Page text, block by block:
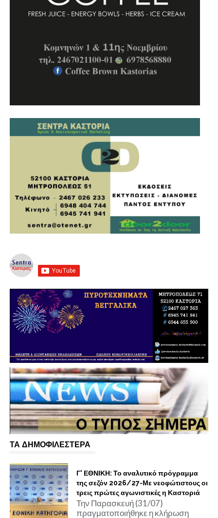
ΤΑ ΔΗΜΟΦΙΛΕΣΤΕΡΑ
Γ' ΕΘΝΙΚΗ: Το αναλυτικό πρόγραμμα
της σεζόν 2026/27-Με νεοφώτιστους οι
τρεις πρώτες αγωνιστικές η Καστοριά
Την Παρασκευή (31/07)
πραγματοποιήθηκε η κλήρωση